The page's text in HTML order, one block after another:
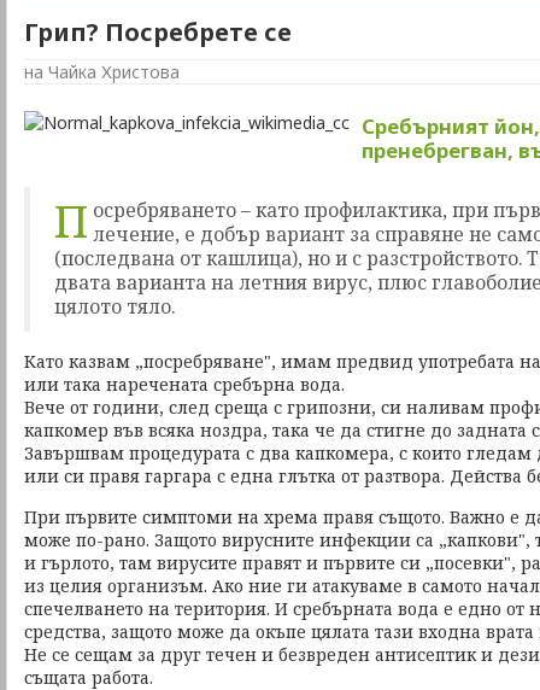
Грип? Посребрете се
на Чайка Христова
Сребърният
пренебрегван,
П осребряването – като профилактика, при
лечение, е добър вариант за справяне не
(последвана от кашлица), но и с разстройството.
двата варианта на летния вирус, плюс
цялото тяло.
Като казвам „посребряване", имам предвид употребата
или така наречената сребърна вода.
Вече от години, след среща с грипозни, си наливам
капкомер във всяка ноздра, така че да стигне до задната
Завършвам процедурата с два капкомера, с които гледам
или си правя гаргара с една глътка от разтвора. Действа
При първите симптоми на хрема правя същото. Важно е
може по-рано. Защото вирусните инфекции са „капкови",
и гърлото, там вирусите правят и първите си „посевки",
из целия организъм. Ако ние ги атакуваме в самото
спечелването на територия. И сребърната вода е едно от
средства, защото може да окъпе цялата тази входна
Не се сещам за друг течен и безвреден антисептик и
същата работа.